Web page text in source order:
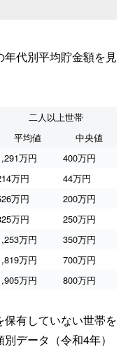
代別平均貯金額を見
二人以上世帯
平均値
中央値
万円
400万円
万円
44万円
万円
200万円
万円
250万円
万円
350万円
万円
700万円
万円 800万円
有していない世帯を
データ（令和4年）